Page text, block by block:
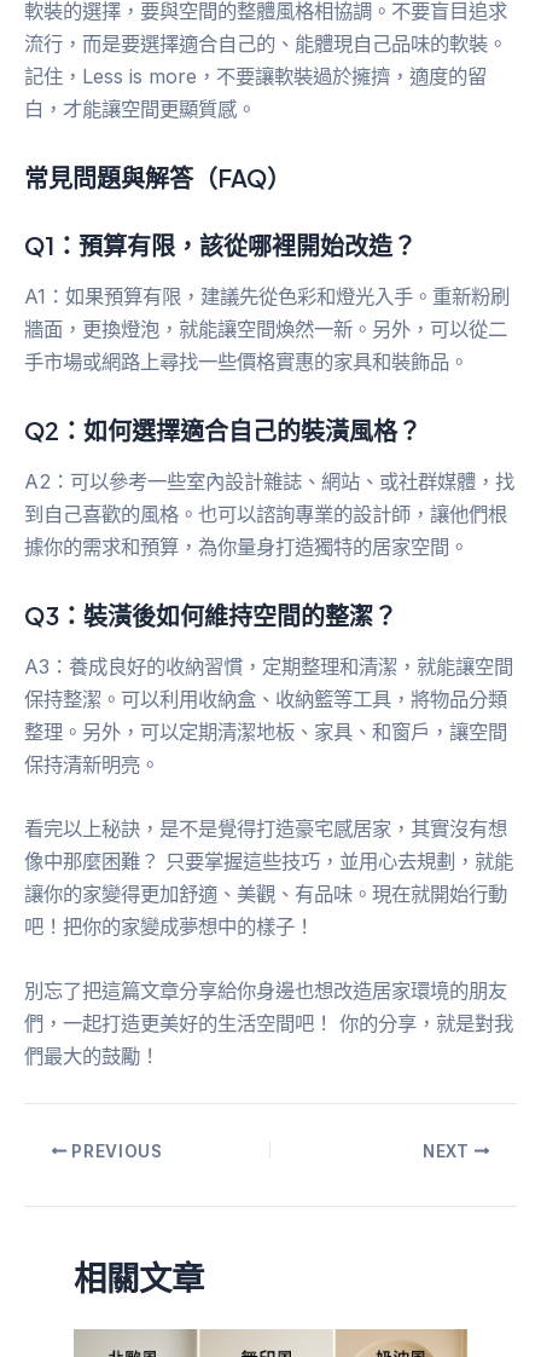
軟裝的選擇，要與空間的整體風格相協調。不要盲目追求
流行，而是要選擇適合自己的、能體現自己品味的軟裝。
記住，Less is more，不要讓軟裝過於擁擠，適度的留
白，才能讓空間更顯質感。
常見問題與解答（FAQ）
Q1：預算有限，該從哪裡開始改造？
A1：如果預算有限，建議先從色彩和燈光入手。重新粉刷
牆面，更換燈泡，就能讓空間煥然一新。另外，可以從二
手市場或網路上尋找一些價格實惠的家具和裝飾品。
Q2：如何選擇適合自己的裝潢風格？
A2：可以參考一些室內設計雜誌、網站、或社群媒體，找
到自己喜歡的風格。也可以諮詢專業的設計師，讓他們根
據你的需求和預算，為你量身打造獨特的居家空間。
Q3：裝潢後如何維持空間的整潔？
A3：養成良好的收納習慣，定期整理和清潔，就能讓空間
保持整潔。可以利用收納盒、收納籃等工具，將物品分類
整理。另外，可以定期清潔地板、家具、和窗戶，讓空間
保持清新明亮。
看完以上秘訣，是不是覺得打造豪宅感居家，其實沒有想
像中那麼困難？ 只要掌握這些技巧，並用心去規劃，就能
讓你的家變得更加舒適、美觀、有品味。現在就開始行動
吧！把你的家變成夢想中的樣子！
別忘了把這篇文章分享給你身邊也想改造居家環境的朋友
們，一起打造更美好的生活空間吧！ 你的分享，就是對我
們最大的鼓勵！
PREVIOUS NEXT
相關文章